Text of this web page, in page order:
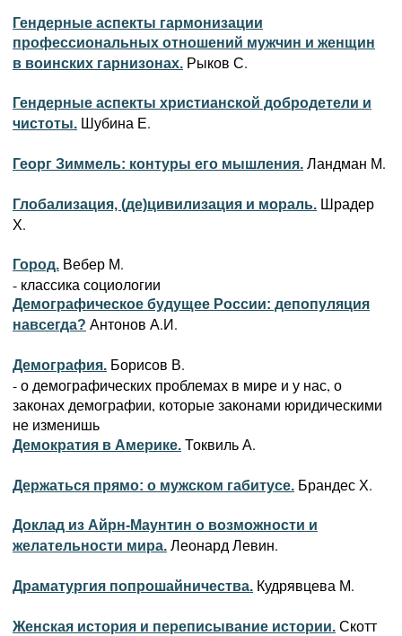
Гендерные аспекты гармонизации
профессиональных отношений мужчин и женщин
в воинских гарнизонах. Рыков С.
Гендерные аспекты христианской добродетели и
чистоты. Шубина Е.
Георг Зиммель: контуры его мышления. Ландман М.
Глобализация, (де)цивилизация и мораль. Шрадер
Х.
Город. Вебер М.
- классика социологии
Демографическое будущее России: депопуляция
навсегда? Антонов А.И.
Демография. Борисов В.
- о демографических проблемах в мире и у нас, о
законах демографии, которые законами юридическими
не изменишь
Демократия в Америке. Токвиль А.
Держаться прямо: о мужском габитусе. Брандес Х.
Доклад из Айрн-Маунтин о возможности и
желательности мира. Леонард Левин.
Драматургия попрошайничества. Кудрявцева М.
Женская история и переписывание истории. Скотт